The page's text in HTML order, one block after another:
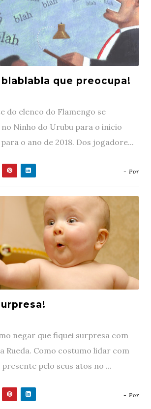
que preocupa!
do elenco do Flamengo se
Ninho do Urubu para o inicio
o ano de 2018. Dos jogadore...
- Por
negar que fiquei surpresa com
Rueda. Como costumo lidar com
presente pelo seus atos no ...
- Por